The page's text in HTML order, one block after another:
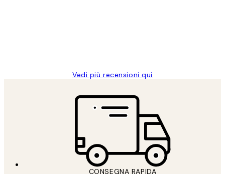
Vedi più recensioni qui
CONSEGNA RAPIDA